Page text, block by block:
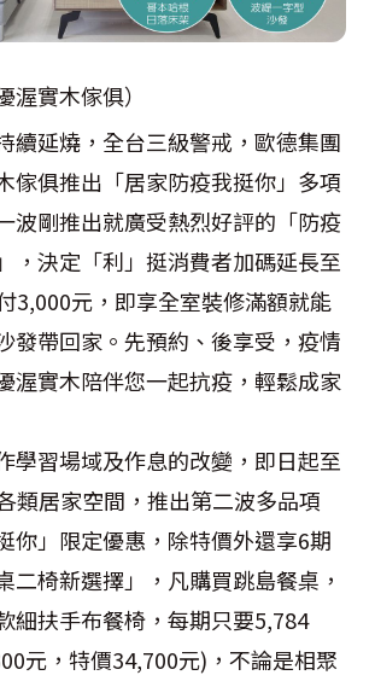
渥實木傢俱）
續延燒，全台三級警戒，歐德集團
傢俱推出「居家防疫我挺你」多項
波剛推出就廣受熱烈好評的「防疫
，決定「利」挺消費者加碼延長至
3,000元，即享全室裝修滿額就能
發帶回家。先預約、後享受，疫情
渥實木陪伴您一起抗疫，輕鬆成家
學習場域及作息的改變，即日起至
類居家空間，推出第二波多品項
你」限定優惠，除特價外還享6期
二椅新選擇」，凡購買跳島餐桌，
細扶手布餐椅，每期只要5,784
元，特價34,700元)，不論是相聚